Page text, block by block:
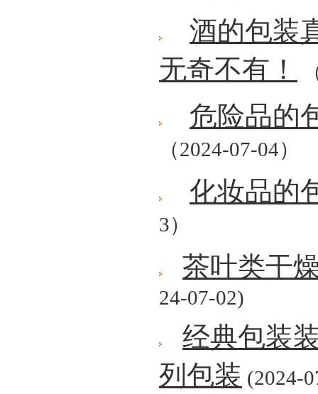
酒的包装
无奇不有！
危险品的
（2024-07-04）
化妆品的
3）
茶叶类干
24-07-02)
经典包装
列包装 (2024-